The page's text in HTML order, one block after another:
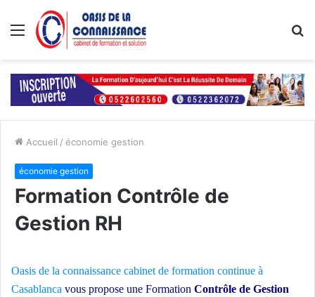
Menu
Accueil / économie gestion
économie gestion
Formation Contrôle de
Gestion RH
Oasis de la connaissance cabinet de formation continue à
Casablanca vous propose une Formation Contrôle de Gestion